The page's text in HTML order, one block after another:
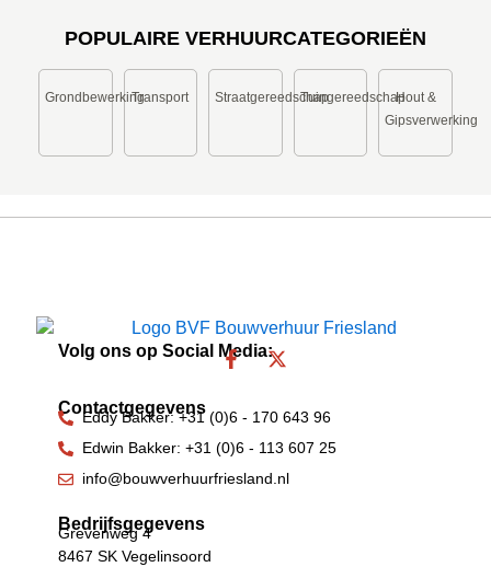
POPULAIRE VERHUURCATEGORIEËN
GrondbewerkingTransport StraatgereedschapTuingereedschapHout &
Gipsverwerking
Volg ons op Social Media:
F
e
b
o
o
X
w
i
t
t
Contactgegevens
Eddy Bakker: +31 (0)6 - 170 643 96
Edwin Bakker: +31 (0)6 - 113 607 25
info@bouwverhuurfriesland.nl
Bedrijfsgegevens
Grevenweg 4
8467 SK Vegelinsoord